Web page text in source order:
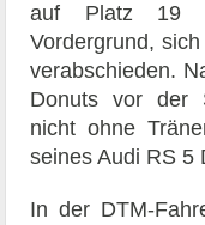
auf Platz 19
Vordergrund,
verabschieden.
Donuts vor der
nicht ohne
seines Audi RS 5
In der DTM-